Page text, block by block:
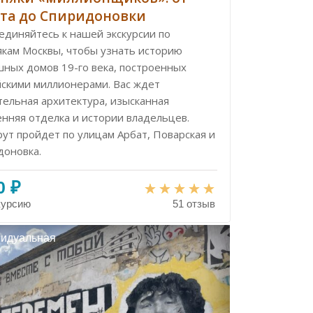
до Спиридоновки
к нашей экскурсии по
Москвы, чтобы узнать историю
домов 19-го века, построенных
миллионерами. Вас ждет
архитектура, изысканная
отделка и истории владельцев.
пройдет по улицам Арбат, Поварская и
₽
51 отзыв